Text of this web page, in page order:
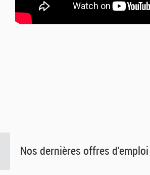
Nos dernières offres d'emploi